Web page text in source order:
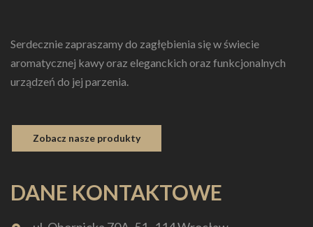
Serdecznie zapraszamy do zagłębienia się w świecie
aromatycznej kawy oraz eleganckich oraz funkcjonalnych
urządzeń do jej parzenia.
Zobacz nasze produkty
DANE KONTAKTOWE